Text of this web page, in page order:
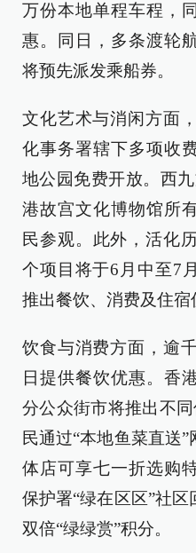
万份本地单程车程，
惠。同日，多条渡轮
将预先派发乘船券。
文化艺术与消闲方面
化事务署辖下多项收
地公园免费开放。西
港故宫文化博物馆所
民参观。此外，活化
个项目将于6月中至7
推出餐饮、消费及住宿
饮食与消费方面，逾
日提供餐饮优惠。香
分公众街市将推出不
民通过“本地鱼菜直送
体店可享七一折选购
保护署“绿在区区”社
双倍“绿绿赏”积分。